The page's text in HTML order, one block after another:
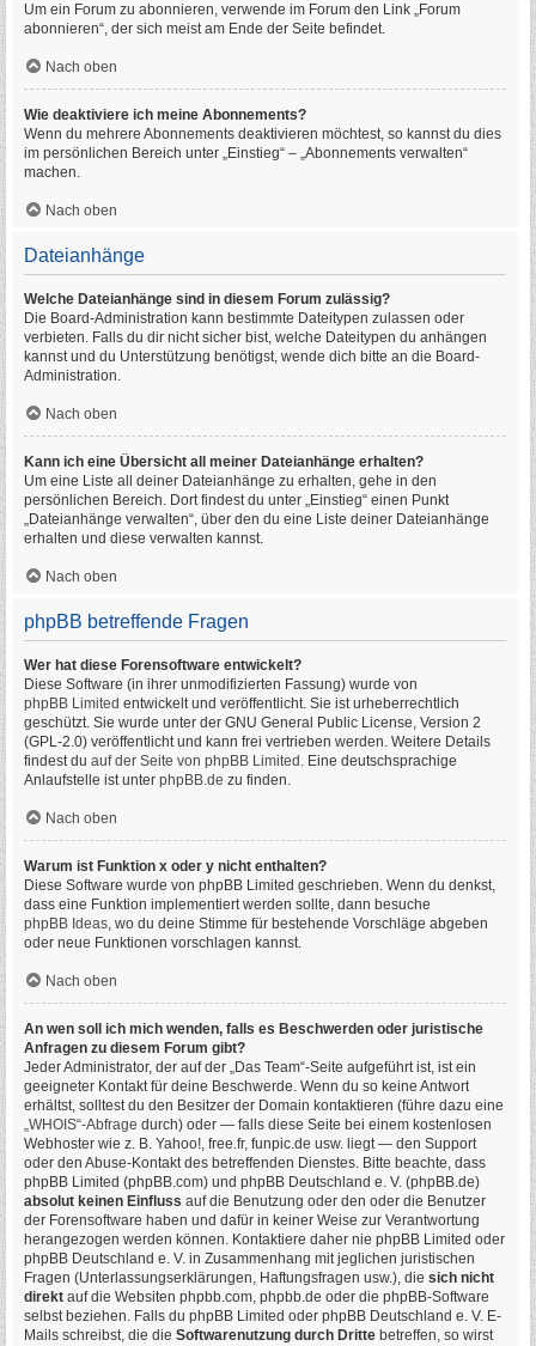
Um ein Forum zu abonnieren, verwende im Forum den Link „Forum
abonnieren“, der sich meist am Ende der Seite befindet.
Nach oben
Wie deaktiviere ich meine Abonnements?
Wenn du mehrere Abonnements deaktivieren möchtest, so kannst du dies
im persönlichen Bereich unter „Einstieg“ – „Abonnements verwalten“
machen.
Nach oben
Dateianhänge
Welche Dateianhänge sind in diesem Forum zulässig?
Die Board-Administration kann bestimmte Dateitypen zulassen oder
verbieten. Falls du dir nicht sicher bist, welche Dateitypen du anhängen
kannst und du Unterstützung benötigst, wende dich bitte an die Board-
Administration.
Nach oben
Kann ich eine Übersicht all meiner Dateianhänge erhalten?
Um eine Liste all deiner Dateianhänge zu erhalten, gehe in den
persönlichen Bereich. Dort findest du unter „Einstieg“ einen Punkt
„Dateianhänge verwalten“, über den du eine Liste deiner Dateianhänge
erhalten und diese verwalten kannst.
Nach oben
phpBB betreffende Fragen
Wer hat diese Forensoftware entwickelt?
Diese Software (in ihrer unmodifizierten Fassung) wurde von
phpBB Limited entwickelt und veröffentlicht. Sie ist urheberrechtlich
geschützt. Sie wurde unter der GNU General Public License, Version 2
(GPL-2.0) veröffentlicht und kann frei vertrieben werden. Weitere Details
findest du auf der Seite von phpBB Limited . Eine deutschsprachige
Anlaufstelle ist unter phpBB.de zu finden.
Nach oben
Warum ist Funktion x oder y nicht enthalten?
Diese Software wurde von phpBB Limited geschrieben. Wenn du denkst,
dass eine Funktion implementiert werden sollte, dann besuche
phpBB Ideas, wo du deine Stimme für bestehende Vorschläge abgeben
oder neue Funktionen vorschlagen kannst.
Nach oben
An wen soll ich mich wenden, falls es Beschwerden oder juristische
Anfragen zu diesem Forum gibt?
Jeder Administrator, der auf der „Das Team“-Seite aufgeführt ist, ist ein
geeigneter Kontakt für deine Beschwerde. Wenn du so keine Antwort
erhältst, solltest du den Besitzer der Domain kontaktieren (führe dazu eine
„WHOIS“-Abfrage durch) oder — falls diese Seite bei einem kostenlosen
Webhoster wie z. B. Yahoo!, free.fr, funpic.de usw. liegt — den Support
oder den Abuse-Kontakt des betreffenden Dienstes. Bitte beachte, dass
phpBB Limited (phpBB.com) und phpBB Deutschland e. V. (phpBB.de)
absolut keinen Einfluss auf die Benutzung oder den oder die Benutzer
der Forensoftware haben und dafür in keiner Weise zur Verantwortung
herangezogen werden können. Kontaktiere daher nie phpBB Limited oder
phpBB Deutschland e. V. in Zusammenhang mit jeglichen juristischen
Fragen (Unterlassungserklärungen, Haftungsfragen usw.), die sich nicht
direkt auf die Websiten phpbb.com, phpbb.de oder die phpBB-Software
selbst beziehen. Falls du phpBB Limited oder phpBB Deutschland e. V. E-
Mails schreibst, die die Softwarenutzung durch Dritte betreffen, so wirst